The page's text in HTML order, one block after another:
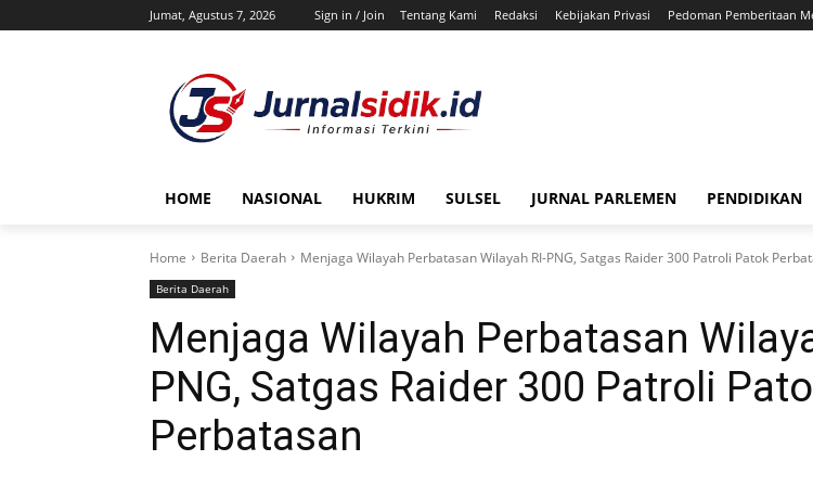
Jumat, Agustus 7, 2026 Sign in / Join Tentang Kami Redaksi Kebijakan Privasi Pedoman Pemberitaan
HOME NASIONAL HUKRIM SULSEL JURNAL PARLEMEN PENDIDIKAN
Home Berita Daerah Menjaga Wilayah Perbatasan Wilayah RI-PNG, Satgas Raider 300 Patroli Patok
Berita Daerah
Menjaga Wilayah Perbatasan
PNG, Satgas Raider 300 Patroli
Perbatasan